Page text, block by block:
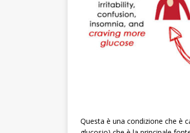
Questa è una condizione che è